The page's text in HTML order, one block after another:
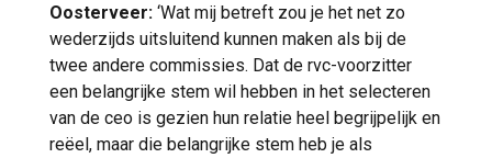
Oosterveer: ‘Wat mij betreft zou je het net zo
wederzijds uitsluitend kunnen maken als bij de
twee andere commissies. Dat de rvc-voorzitter
een belangrijke stem wil hebben in het selecteren
van de ceo is gezien hun relatie heel begrijpelijk en
reëel, maar die belangrijke stem heb je als